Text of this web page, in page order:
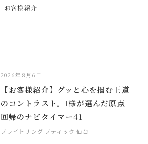
お客様紹介
2026年8月6日
【お客様紹介】グッと心を掴む王道
のコントラスト。I様が選んだ原点
回帰のナビタイマー41
ブライトリング ブティック 仙台